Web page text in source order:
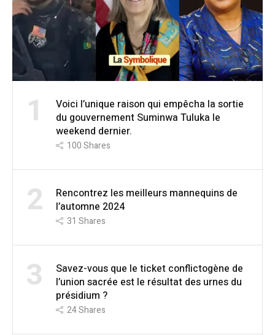
1
Voici l’unique raison qui empêcha la sortie
du gouvernement Suminwa Tuluka le
weekend dernier.
100Shares
2
Rencontrez les meilleurs mannequins de
l’automne 2024
31 Shares
3
Savez-vous que le ticket conflictogène de
l’union sacrée est le résultat des urnes du
présidium ?
24Shares